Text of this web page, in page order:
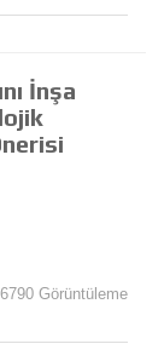
İnşa
6790 Görüntüleme